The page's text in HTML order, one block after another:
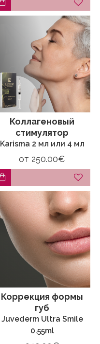
Коллагеновый
стимулятор
Karisma 2 мл или 4 мл
от 250.00€
Коррекция формы
губ
Juvederm Ultra Smile
0.55ml